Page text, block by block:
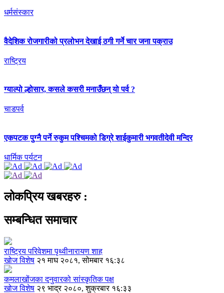
धर्मसंस्कार
वैदेशिक रोजगारीको प्रलोभन देखाई ठगी गर्ने चार जना पक्राउ
राष्ट्रिय
ग्याल्पो ल्होसार, कसले कसरी मनाउँछन् यो पर्व ?
चाडपर्व
एकपटक पुग्‍नै पर्ने रुकुम पश्चिमको डिग्रे शाईकुमारी भगवतीदेवी मन्दिर
धार्मिक पर्यटन
लोकप्रिय खबरहरु :
सम्बन्धित समाचार
राष्ट्रिय परिवेशमा पृथ्वीनारायण शाह
खोज विशेष २१ माघ २०८१, सोमबार १६:३८
कमलाखोंजका दनुवारको सांस्कृतिक पक्ष
खोज विशेष २९ भाद्र २०८०, शुक्रबार १६:३३